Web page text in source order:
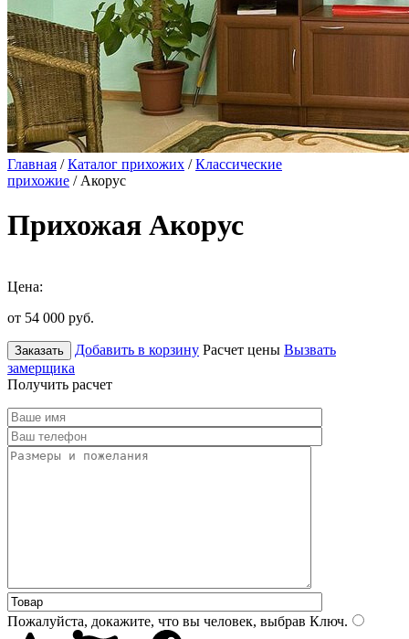
Главная /Каталог прихожих /Классические
прихожие / Акорус
Прихожая Акорус
Цена:
от 54 000 руб.
Заказать Добавить в корзину Расчет цены Вызвать
замерщика
Получить расчет
Пожалуйста, докажите, что вы человек, выбрав Ключ.